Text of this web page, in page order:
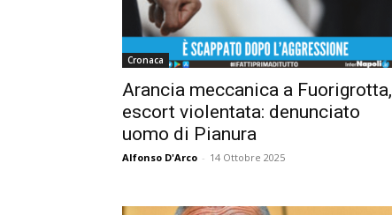
Cronaca
Arancia meccanica a Fuorigrotta,
escort violentata: denunciato
uomo di Pianura
Alfonso D'Arco - 14 Ottobre 2025